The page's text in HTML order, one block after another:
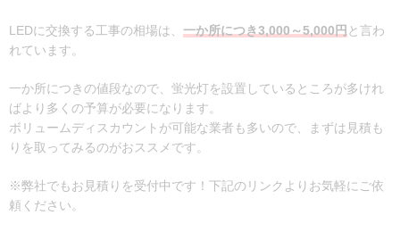
LEDに交換する工事の相場は、 一か所につき3,000～5,000円 と言わ
れています。
一か所につきの値段なので、蛍光灯を設置しているところが多けれ
ばより多くの予算が必要になります。
ボリュームディスカウントが可能な業者も多いので、まずは見積も
りを取ってみるのがおススメです。
※弊社でもお見積りを受付中です！下記のリンクよりお気軽にご依
頼ください。